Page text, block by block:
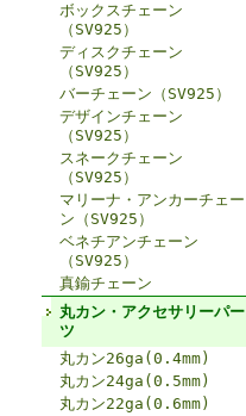
ボックスチェーン
（SV925）
ディスクチェーン
（SV925）
バーチェーン（SV925）
デザインチェーン
（SV925）
スネークチェーン
（SV925）
マリーナ・アンカーチェー
ン（SV925）
ベネチアンチェーン
（SV925）
真鍮チェーン
丸カン・アクセサリーパー
ツ
丸カン26ga(0.4mm)
丸カン24ga(0.5mm)
丸カン22ga(0.6mm)